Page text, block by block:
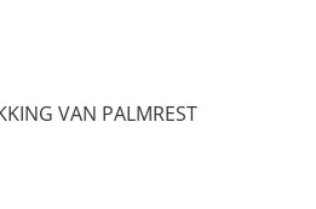
VAN PALMREST